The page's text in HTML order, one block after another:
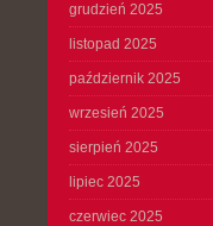
grudzień 2025
listopad 2025
październik 2025
wrzesień 2025
sierpień 2025
lipiec 2025
czerwiec 2025